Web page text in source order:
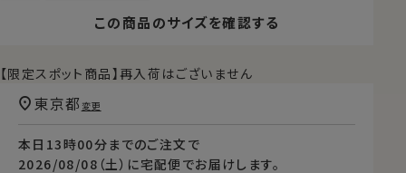
この商品のサイズを確認する
【限定スポット商品】再入荷はございません
本日 13時00分 までのご注文で
2026/08/08（土） に宅配便 でお届けします。
東京都 変更